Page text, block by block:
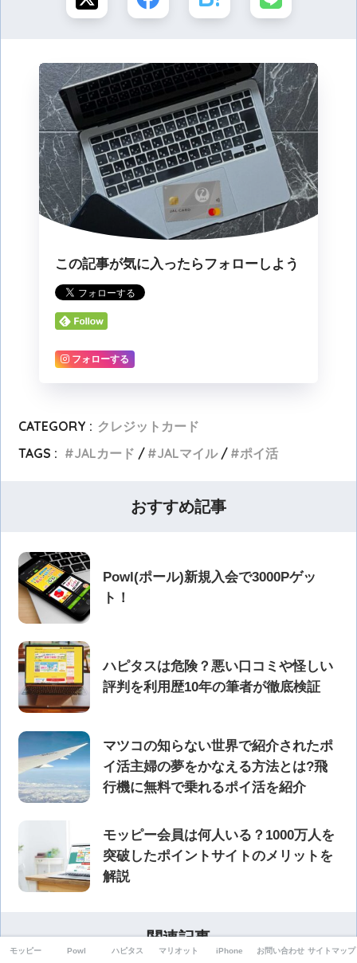
この記事が気に入ったらフォローしよう
フォローする
CATEGORY : クレジットカード
TAGS :
JALカード JALマイル ポイ活
おすすめ記事
Powl(ポール)新規入会で3000Pゲッ
ト！
ハピタスは危険？悪い口コミや怪しい
評判を利用歴10年の筆者が徹底検証
マツコの知らない世界で紹介されたポ
イ活主婦の夢をかなえる方法とは?飛
行機に無料で乗れるポイ活を紹介
モッピー会員は何人いる？1000万人を
突破したポイントサイトのメリットを
解説
関連記事
モッピー Powl ハピタス マリオット iPhone お問い合わせ サイトマップ